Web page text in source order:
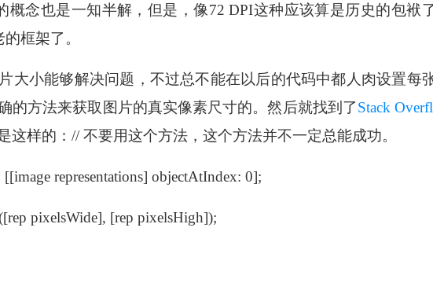
概念也是一知半解，但是，像72 DPI这种应该算是历史的包袱
框架了。
大小能够解决问题，不过总不能在以后的代码中都人肉设置每
的方法来获取图片的真实像素尺寸的。然后就找到了Stack
这样的：// 不要用这个方法，这个方法并不一定总能成功。
representations] objectAtIndex: 0];
pixelsWide], [rep pixelsHigh]);